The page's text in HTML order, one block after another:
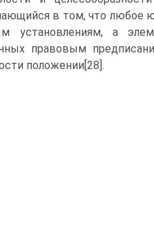
в том, что любое
установлениям, а
правовым
положении[28].